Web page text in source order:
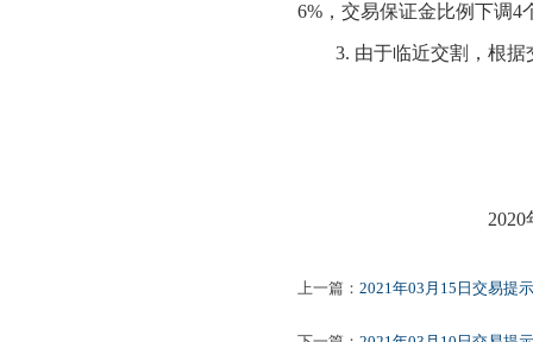
6%，交易保证金比例下调4
3. 由于临近交割，根
2020
上一篇： 2021年03月15日交易提示